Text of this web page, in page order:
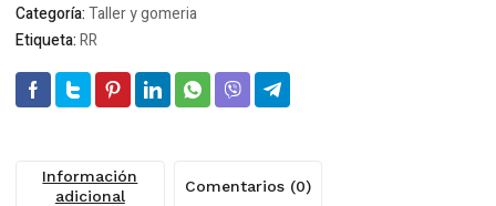
Categoría:Taller y gomeria
Etiqueta:RR
Información
adicional
Comentarios (0)